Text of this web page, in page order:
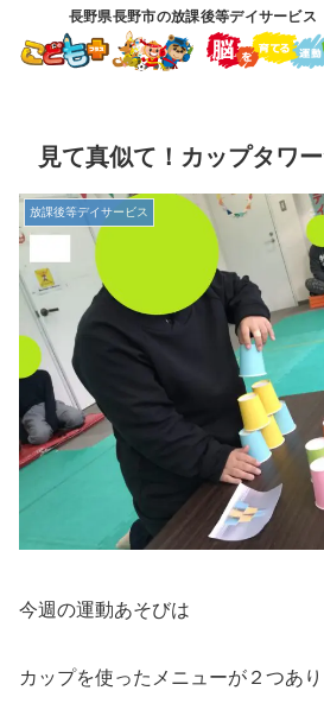
長野県長野市の放課後等デイサービ
見て真似て！カップタワ
放課後等デイサービス
今週の運動あそびは
カップを使ったメニューが２つあ